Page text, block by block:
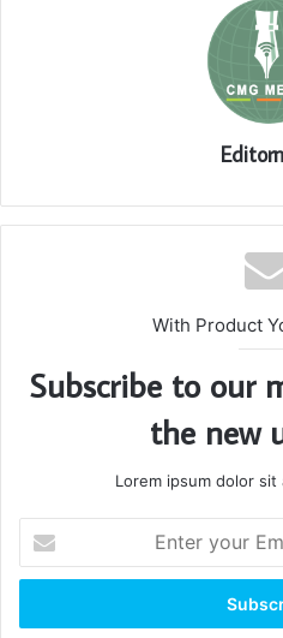
With Product
Subscribe to our
the new
Lorem ipsum dolor
your
Email